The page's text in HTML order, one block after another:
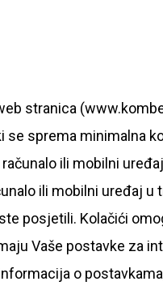
stranica
se sprema minimalna
ili mobilni
ili mobilni uređaj u
posjetili. Kolačići
Vaše postavke za
o